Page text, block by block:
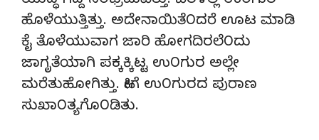
ಹೊಳೆಯುತ್ತಿತ್ತು. ಅದೇನಾಯಿತೆ೦ದರೆ ಊಟ ಮಾಡಿ
ಕೈ ತೊಳೆಯುವಾಗ ಜಾರಿ ಹೋಗದಿರಲೆ೦ದು
ಜಾಗೃತೆಯಾಗಿ ಪಕ್ಕಕ್ಕಿಟ್ಟ ಉ೦ಗುರ ಅಲ್ಲೇ
ಮರೆತುಹೋಗಿತ್ತು. ಹೀಗೆ ಉ೦ಗುರದ ಪುರಾಣ
ಸುಖಾ೦ತ್ಯಗೊ೦ಡಿತು.